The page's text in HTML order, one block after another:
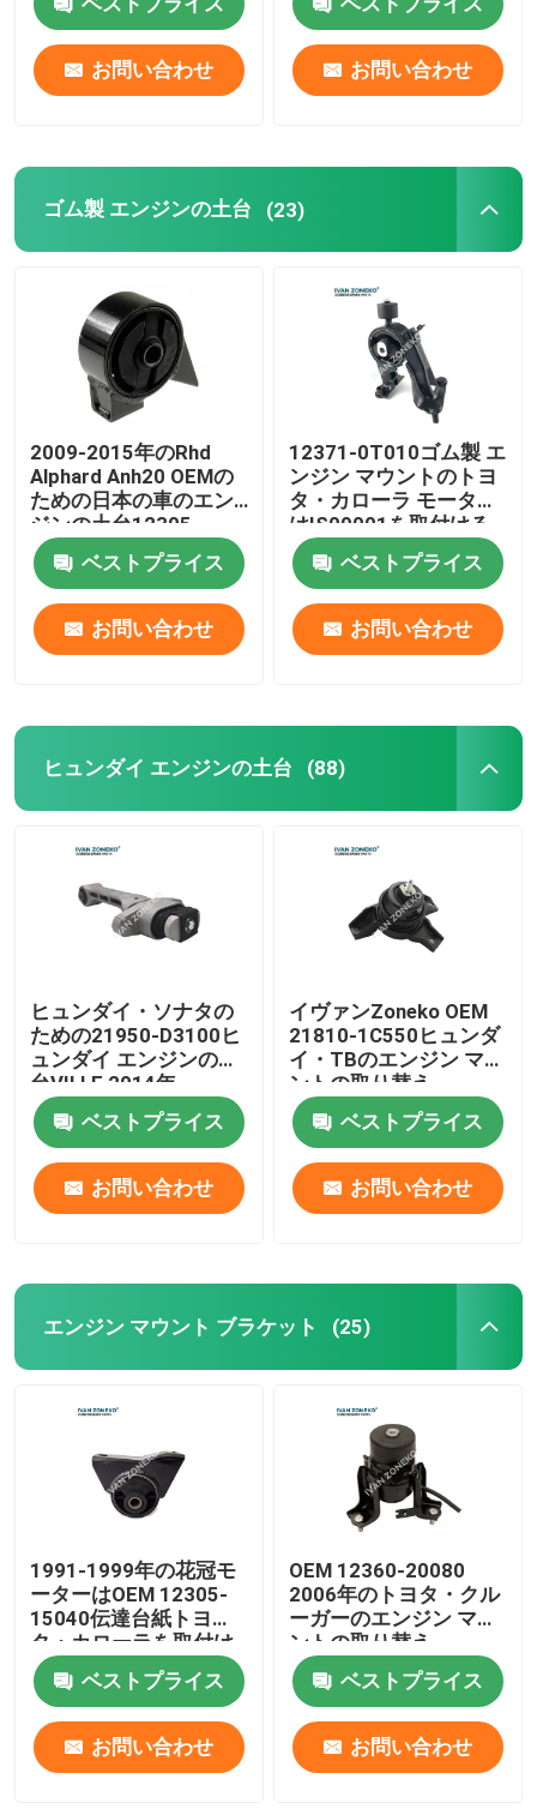
お問い合わせ お問い合わせ
ゴム製 エンジンの土台 (23)
2009-2015年のRhd
Alphard Anh20 OEMの
ための日本の車のエン
ジンの土台12305-
28231
ベストプライス
お問い合わせ
12371-0T010ゴム製 エ
ンジン マウントのトヨ
タ・カローラ モーター
はIS09001を取付ける
ベストプライス
お問い合わせ
ヒュンダイ エンジンの土台 (88)
ヒュンダイ・ソナタの
ための21950-D3100ヒ
ュンダイ エンジンの土
台VII LF 2014年
ベストプライス
お問い合わせ
イヴァンZoneko OEM
21810-1C550ヒュンダ
イ・TBのエンジン マウ
ントの取り替え
ベストプライス
お問い合わせ
エンジン マウント ブラケット (25)
1991-1999年の花冠モ
ーターはOEM 12305-
15040伝達台紙トヨ
タ・カローラを取付け
る
ベストプライス
お問い合わせ
OEM 12360-20080
2006年のトヨタ・クル
ーガーのエンジン マウ
ントの取り替え
ベストプライス
お問い合わせ